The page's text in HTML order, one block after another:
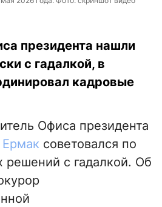
президента нашли
с гадалкой, в
кадровые
Офиса президента
советовался по
решений с гадалкой. Об